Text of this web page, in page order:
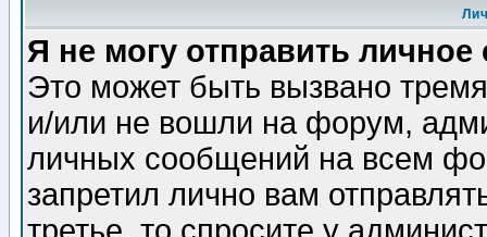
Я не могу отправить
Это может быть вызвано
и/или не вошли на форум,
личных сообщений на всем
запретил лично вам